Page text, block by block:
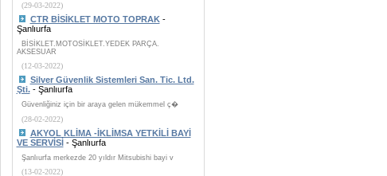
(29-03-2022)
CTR BİSİKLET MOTO TOPRAK-
Şanlıurfa
BİSİKLET.MOTOSİKLET.YEDEK PARÇA.
AKSESUAR
(12-03-2022)
Silver Güvenlik Sistemleri San. Tic. Ltd.
Şti.- Şanlıurfa
Güvenliğiniz için bir araya gelen mükemmel ç�
(28-02-2022)
AKYOL KLİMA -İKLİMSA YETKİLİ BAYİ
VE SERVİSİ- Şanlıurfa
Şanlıurfa merkezde 20 yıldır Mitsubishi bayi v
(13-02-2022)